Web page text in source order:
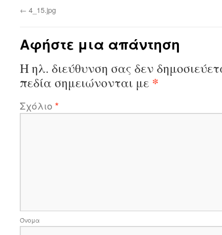
← 4_15.jpg
Αφήστε μια απάντηση
Η ηλ. διεύθυνση σας δεν
πεδία σημειώνονται με *
Σχόλιο *
Όνομα